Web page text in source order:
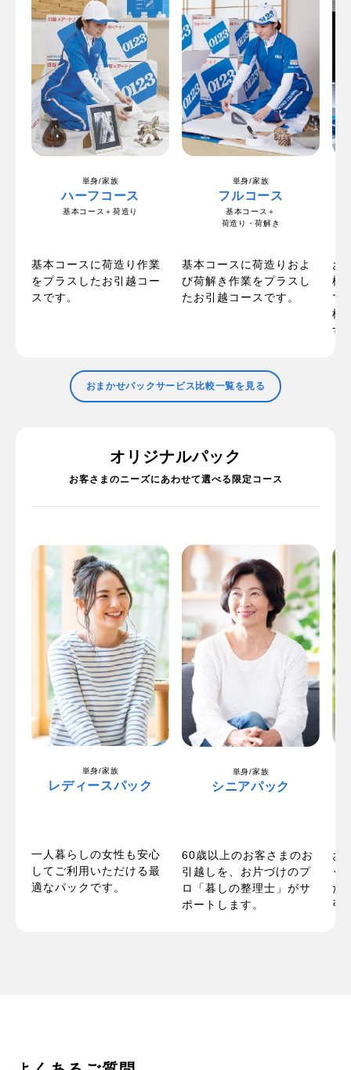
単身/家族
ハーフコース
基本コース＋荷造り
基本コースに荷造り作業
をプラスしたお引越コー
スです。
単身/家族
フルコース
基本コース＋
荷造り・荷解き
基本コースに荷造りおよ
び荷解き作業をプラスし
たお引越コースです。
お
梱
で
標
す
オリジナルパック
お客さまのニーズにあわせて選べる限定コース
単身/家族
レディースパック
一人暮らしの女性も安心
してご利用いただける最
適なパックです。
単身/家族
シニアパック
60歳以上のお客さまのお
引越しを、お片づけのプ
ロ「暮しの整理士」がサ
ポートします。
お
ッ
た
引
おまかせパックサービス比較一覧を見る